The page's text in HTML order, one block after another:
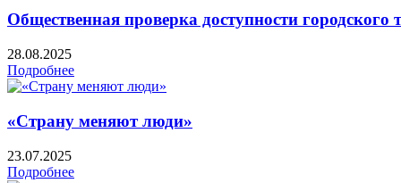
Общественная проверка доступности
28.08.2025
Подробнее
«Страну меняют люди»
23.07.2025
Подробнее